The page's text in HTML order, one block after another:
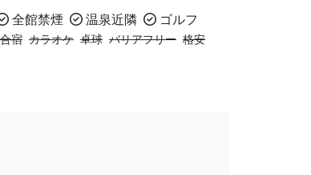
全館禁煙 温泉近隣
ゴルフ
宿 カラオケ 卓球 バリアフリー 格安